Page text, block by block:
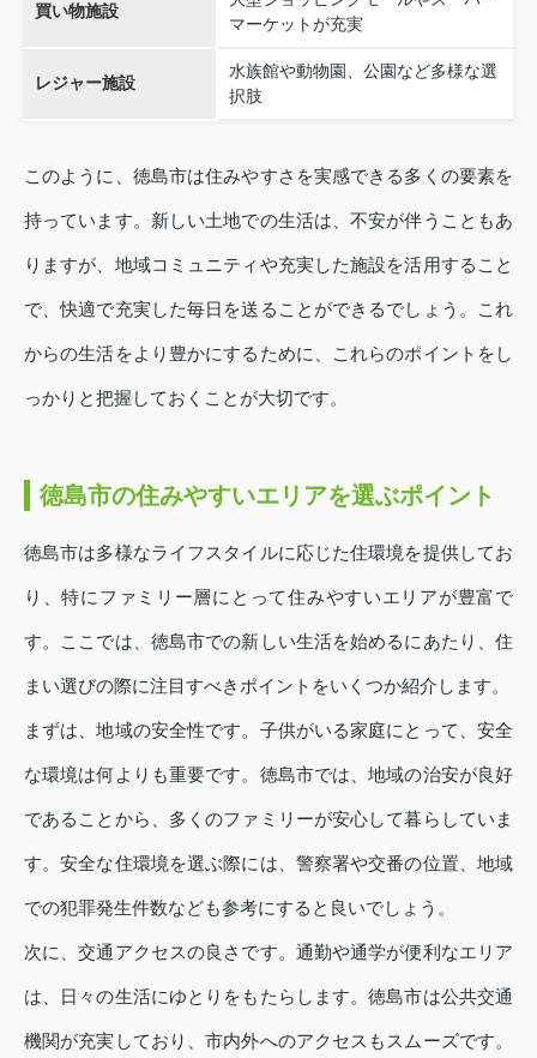
買い物施設
マーケットが充実
レジャー施設
水族館や動物園、公園など多様な選
択肢
このように、徳島市は住みやすさを実感できる多くの要素を
持っています。新しい土地での生活は、不安が伴うこともあ
りますが、地域コミュニティや充実した施設を活用すること
で、快適で充実した毎日を送ることができるでしょう。これ
からの生活をより豊かにするために、これらのポイントをし
っかりと把握しておくことが大切です。
徳島市の住みやすいエリアを選ぶポイント
徳島市は多様なライフスタイルに応じた住環境を提供してお
り、特にファミリー層にとって住みやすいエリアが豊富で
す。ここでは、徳島市での新しい生活を始めるにあたり、住
まい選びの際に注目すべきポイントをいくつか紹介します。
まずは、地域の安全性です。子供がいる家庭にとって、安全
な環境は何よりも重要です。徳島市では、地域の治安が良好
であることから、多くのファミリーが安心して暮らしていま
す。安全な住環境を選ぶ際には、警察署や交番の位置、地域
での犯罪発生件数なども参考にすると良いでしょう。
次に、交通アクセスの良さです。通勤や通学が便利なエリア
は、日々の生活にゆとりをもたらします。徳島市は公共交通
機関が充実しており、市内外へのアクセスもスムーズです。